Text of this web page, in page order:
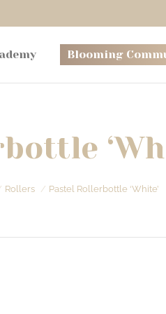
Blooming
Rollers Pastel Rollerbottle ‘White’